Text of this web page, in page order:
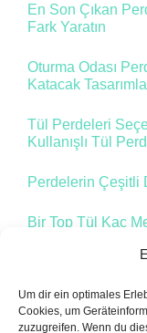
Um dir ein optimales
Cookies, um
zuzugreifen. Wenn du
En Son Çıkan
Fark Yaratın
Oturma Odası
Katacak
Tül Perdeleri
Kullanışlı Tül
Perdelerin Çeşitli
Bir Top Tül Kaç